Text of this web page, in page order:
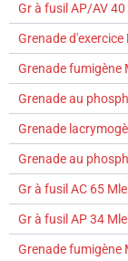
Gr à fusil AP/AV
Grenade d'exercice
Grenade fumigène
Grenade au
Grenade
Grenade au
Gr à fusil AC 65
Gr à fusil AP 34
Grenade fumigène